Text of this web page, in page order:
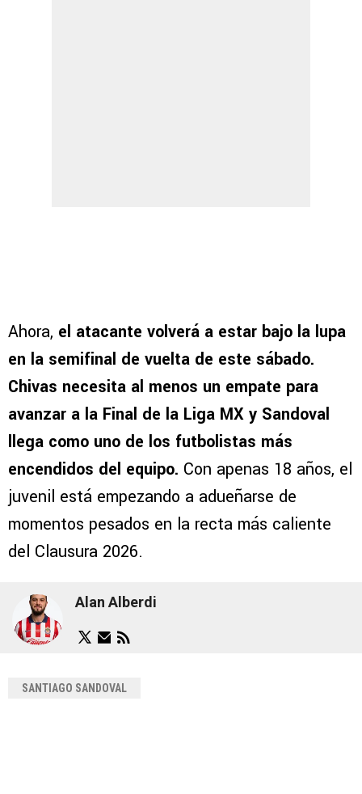
Ahora, el atacante volverá a estar bajo la lupa
en la semifinal de vuelta de este sábado.
Chivas necesita al menos un empate para
avanzar a la Final de la Liga MX y Sandoval
llega como uno de los futbolistas más
encendidos del equipo. Con apenas 18 años, el
juvenil está empezando a adueñarse de
momentos pesados en la recta más caliente
del Clausura 2026.
Alan Alberdi
SANTIAGO SANDOVAL